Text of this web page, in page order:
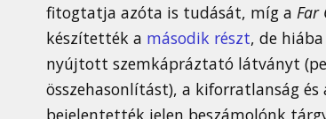
fitogtatja azóta is tudását, míg a Far
készítették a második részt, de
nyújtott szemkápráztató látványt
összehasonlítást), a kiforratlanság
bejelentették jelen beszámolónk